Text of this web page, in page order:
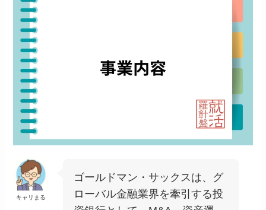
キャリまる
ゴールドマン・サックスは、グ
ローバル金融業界を牽引する投